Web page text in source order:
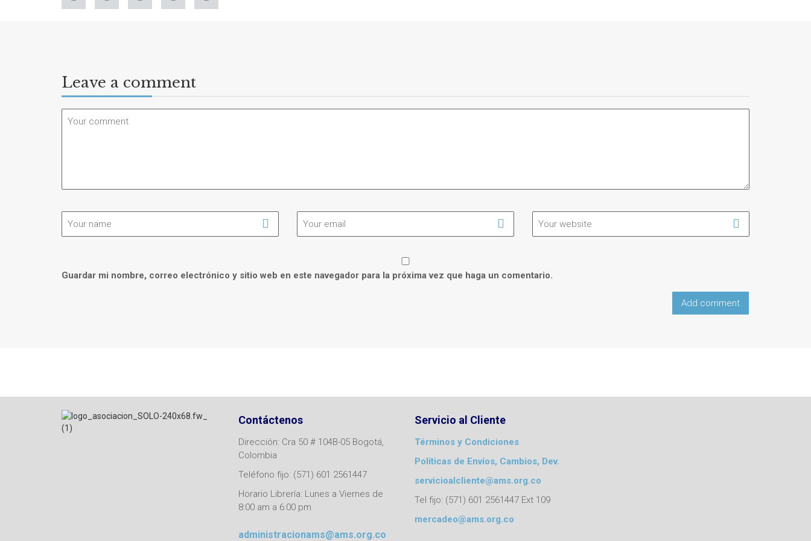
Leave a comment
Guardar mi nombre, correo electrónico y sitio web en este navegador para la próxima vez que haga un comentario.
Contáctenos
Dirección: Cra 50 # 104B-05 Bogotá,
Colombia
Teléfono fijo: (571) 601 2561447
Horario Librería: Lunes a Viernes de
8:00 am a 6:00 pm
administracionams@ams.org.co
Servicio al Cliente
Términos y Condiciones
Políticas de Envíos, Cambios, Dev.
servicioalcliente@ams.org.co
Tel fijo: (571) 601 2561447 Ext 109
mercadeo@ams.org.co